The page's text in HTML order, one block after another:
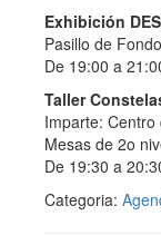
Exhibición
Pasillo de
De 19:00 a
Taller
Imparte:
Mesas de 2o
De 19:30 a
Categoria: